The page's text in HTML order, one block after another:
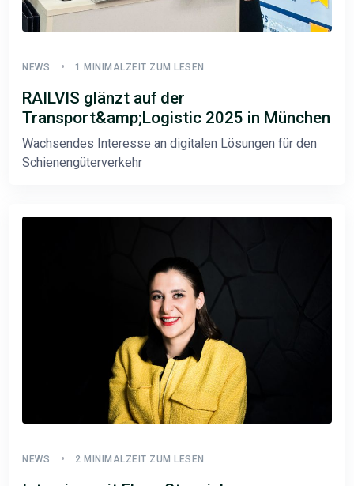
NEWS 1 MINIMALZEIT ZUM LESEN
RAILVIS glänzt auf der
Transport&amp;Logistic 2025 in München
Wachsendes Interesse an digitalen Lösungen für den
Schienengüterverkehr
NEWS 2 MINIMALZEIT ZUM LESEN